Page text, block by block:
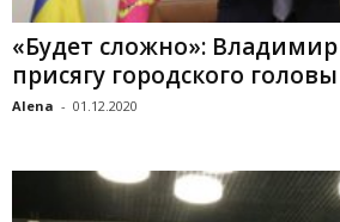
«Будет сложно»:
присягу городского
Alena - 01.12.2020